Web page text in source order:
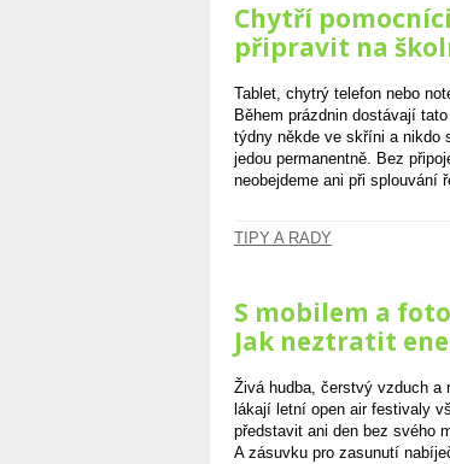
Chytří
připravit na
Tablet, chytrý telefon nebo
Během prázdnin dostávají
týdny někde ve skříni a nikdo
jedou permanentně. Bez
neobejdeme ani při splouvání
TIPY A RADY
S mobilem a
Jak neztratit
Živá hudba, čerstvý vzduch a
lákají letní open air festivaly
představit ani den bez svého
A zásuvku pro zasunutí